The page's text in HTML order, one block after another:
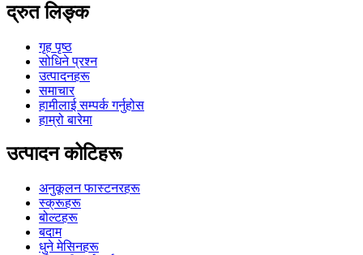
द्रुत लिङ्क
गृह पृष्ठ
सोधिने प्रश्न
उत्पादनहरू
समाचार
हामीलाई सम्पर्क गर्नुहोस
हाम्रो बारेमा
उत्पादन कोटिहरू
अनुकूलन फास्टनरहरू
स्क्रूहरू
बोल्टहरू
बदाम
धुने मेसिनहरू